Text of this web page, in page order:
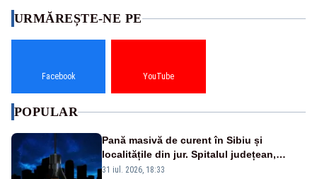
URMĂREȘTE-NE PE
Facebook YouTube
POPULAR
Pană masivă de curent în Sibiu și
localitățile din jur. Spitalul județean,
semafoarele, rețelele de telefonie, grav
31 iul. 2026, 18:33